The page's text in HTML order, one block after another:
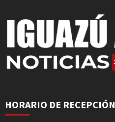
HORARIO DE RECEPCIÓN